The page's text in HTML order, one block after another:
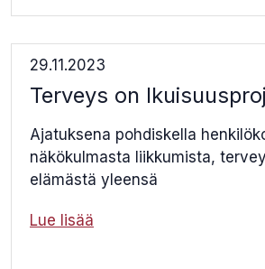
29.11.2023
Terveys on
Ajatuksena pohdiskella
näkökulmasta liikkumista,
elämästä yleensä
Lue lisää